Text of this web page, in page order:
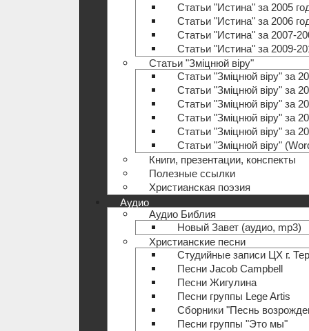
Статьи "Истина" за 2005
Статьи "Истина" за 2006
Статьи "Истина" за 2007-
Статьи "Истина" за 2009-
Статьи "Зміцнюй віру"
Статьи "Зміцнюй віру" за
Статьи "Зміцнюй віру" за
Статьи "Зміцнюй віру" за
Статьи "Зміцнюй віру" за
Статьи "Зміцнюй віру" за
Статьи "Зміцнюй віру"
Книги, презентации, конспекты
Полезные ccылки
Христианская поэзия
Аудио
Аудио Библия
Новый Завет (аудио, mp3)
Христианские песни
Студийные записи ЦХ г.
Песни Jacob Campbell
Песни Жигулина
Песни группы Lege Artis
Сборники "Песнь
Песни группы "Это мы"